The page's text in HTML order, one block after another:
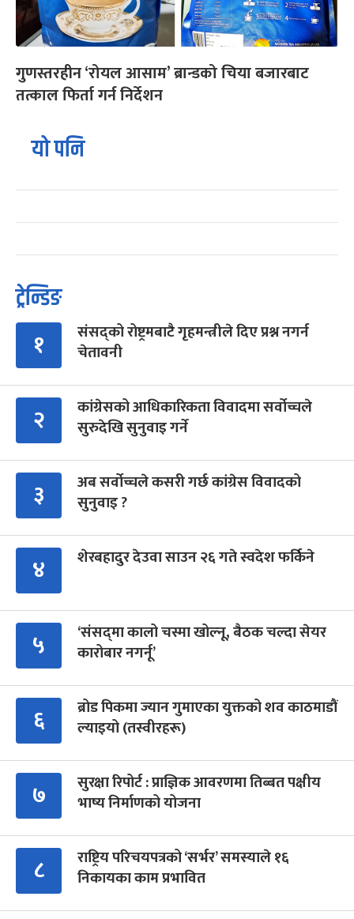
गुणस्तरहीन ‘रोयल आसाम’ ब्रान्डको चिया बजारबाट
तत्काल फिर्ता गर्न निर्देशन
यो पनि
ट्रेन्डिङ
१
संसद्को रोष्ट्रमबाटै गृहमन्त्रीले दिए प्रश्न नगर्न
चेतावनी
२
कांग्रेसको आधिकारिकता विवादमा सर्वोच्चले
सुरुदेखि सुनुवाइ गर्ने
३
अब सर्वोच्चले कसरी गर्छ कांग्रेस विवादको
सुनुवाइ ?
४ शेरबहादुर देउवा साउन २६ गते स्वदेश फर्किने
५
‘संसद्‍मा कालो चस्मा खोल्नू, बैठक चल्दा सेयर
कारोबार नगर्नू’
६
ब्रोड पिकमा ज्यान गुमाएका युक्तको शव काठमाडौं
ल्याइयो (तस्वीरहरू)
७
सुरक्षा रिपोर्ट : प्राज्ञिक आवरणमा तिब्बत पक्षीय
भाष्य निर्माणको योजना
८
राष्ट्रिय परिचयपत्रको ‘सर्भर’ समस्याले १६
निकायका काम प्रभावित